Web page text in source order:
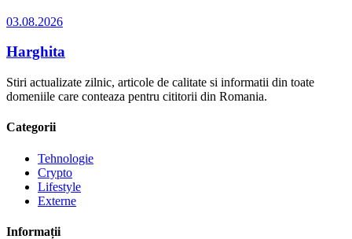
03.08.2026
Harghita
Stiri actualizate zilnic, articole de calitate si informatii din toate
domeniile care conteaza pentru cititorii din Romania.
Categorii
Tehnologie
Crypto
Lifestyle
Externe
Informații